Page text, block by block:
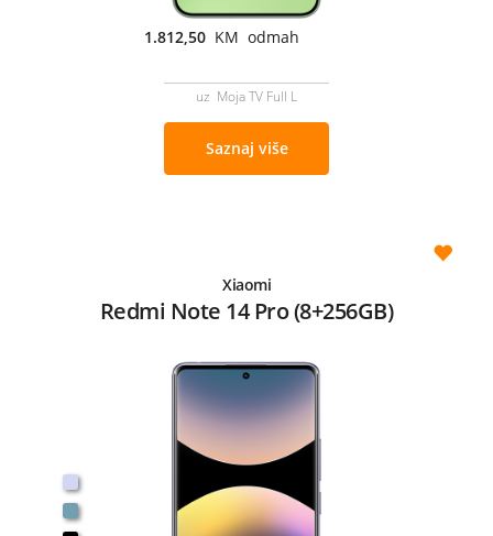
1.812,50 KM odmah
uz Moja TV Full L
Saznaj više
Xiaomi
Redmi Note 14 Pro (8+256GB)